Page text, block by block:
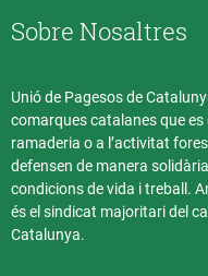
Sobre Nosaltres
Unió de Pagesos de
comarques catalanes que es
ramaderia o a l’activitat
defensen de manera
condicions de vida i treball.
és el sindicat majoritari del
Catalunya.